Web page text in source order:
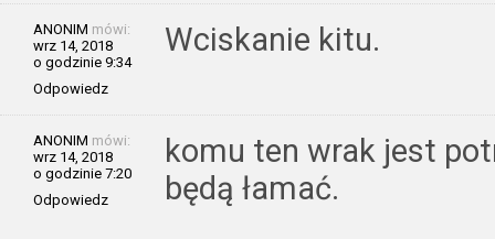
ANONIM mówi:
wrz 14, 2018
o godzinie 9:34
Odpowiedz
Wciskanie kitu.
ANONIM mówi:
wrz 14, 2018
o godzinie 7:20
Odpowiedz
komu ten wrak jest
będą łamać.